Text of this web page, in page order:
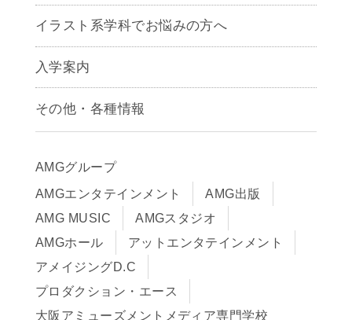
アニメーション学科
声優学科
イラスト系学科でお悩みの方へ
入学案内
募集要項
早期出願制度・AOエントリー
入学までの流れ
学費サポート・各種制度
学費について
Q&A
その他・各種情報
アクセス
サイトポリシー
在校生・保護者の方へ
卒業生の皆様へ
AMGグループ
AMGエンタテインメント
AMG出版
AMG MUSIC
AMGスタジオ
AMGホール
アットエンタテインメント
アメイジングD.C
プロダクション・エース
大阪アミューズメントメディア専門学校